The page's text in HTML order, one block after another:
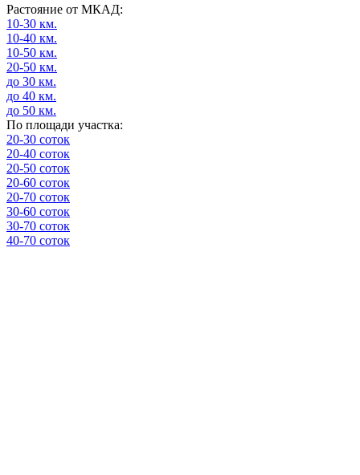
Растояние от МКАД:
10-30 км.
10-40 км.
10-50 км.
20-50 км.
до 30 км.
до 40 км.
до 50 км.
По площади участка:
20-30 соток
20-40 соток
20-50 соток
20-60 соток
20-70 соток
30-60 соток
30-70 соток
40-70 соток